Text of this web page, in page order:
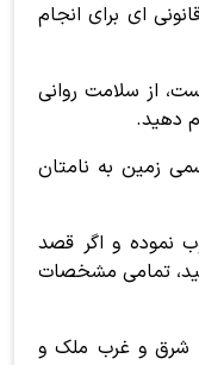
ای برای انجام
از سلامت روانی
دهید.
زمین به نامتان
نموده و اگر قصد
تمامی مشخصات
شرق و غرب ملک و